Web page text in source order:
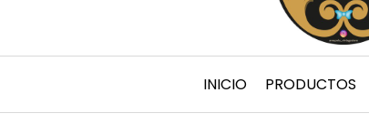
INICIO PRODUCTOS